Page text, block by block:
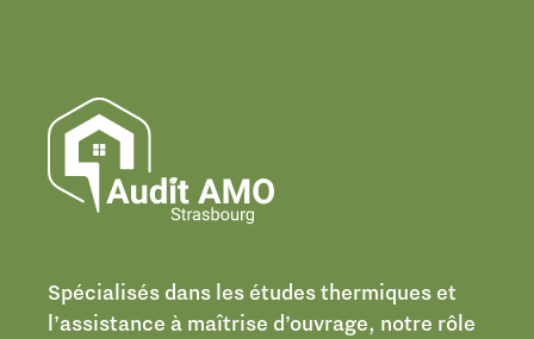
Spécialisés dans les études thermiques et
l’assistance à maîtrise d’ouvrage, notre rôle